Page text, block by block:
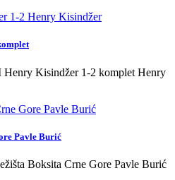
Kisindžer 1-2 komplet Henry
Pavle Burić
Boksita Crne Gore Pavle Burić